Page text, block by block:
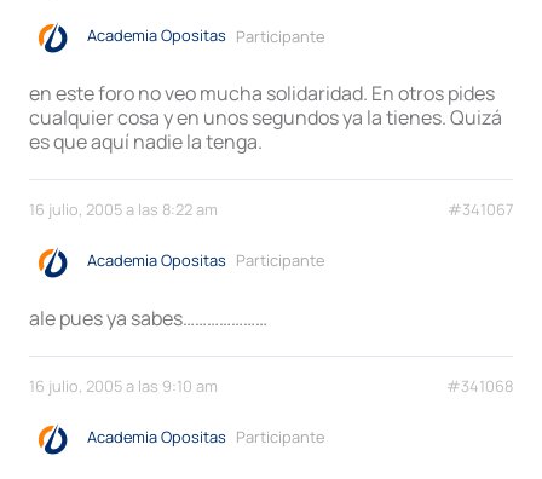
Academia Opositas Participante
en este foro no veo mucha solidaridad. En otros pides
cualquier cosa y en unos segundos ya la tienes. Quizá
es que aquí nadie la tenga.
16 julio, 2005 a las 8:22 am #341067
Academia Opositas Participante
ale pues ya sabes…………………
16 julio, 2005 a las 9:10 am #341068
Academia Opositas Participante